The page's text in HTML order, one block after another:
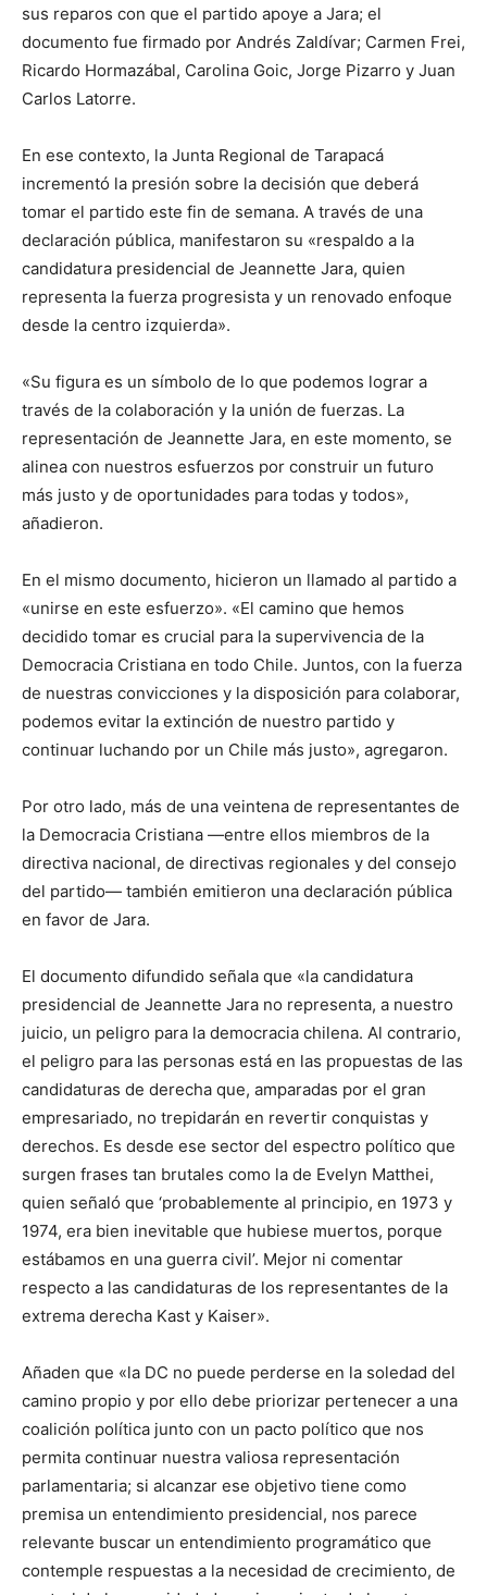
sus reparos con que el partido apoye a Jara; el
documento fue firmado por Andrés Zaldívar; Carmen Frei,
Ricardo Hormazábal, Carolina Goic, Jorge Pizarro y Juan
Carlos Latorre.
En ese contexto, la Junta Regional de Tarapacá
incrementó la presión sobre la decisión que deberá
tomar el partido este fin de semana. A través de una
declaración pública, manifestaron su «respaldo a la
candidatura presidencial de Jeannette Jara, quien
representa la fuerza progresista y un renovado enfoque
desde la centro izquierda».
«Su figura es un símbolo de lo que podemos lograr a
través de la colaboración y la unión de fuerzas. La
representación de Jeannette Jara, en este momento, se
alinea con nuestros esfuerzos por construir un futuro
más justo y de oportunidades para todas y todos»,
añadieron.
En el mismo documento, hicieron un llamado al partido a
«unirse en este esfuerzo». «El camino que hemos
decidido tomar es crucial para la supervivencia de la
Democracia Cristiana en todo Chile. Juntos, con la fuerza
de nuestras convicciones y la disposición para colaborar,
podemos evitar la extinción de nuestro partido y
continuar luchando por un Chile más justo», agregaron.
Por otro lado, más de una veintena de representantes de
la Democracia Cristiana —entre ellos miembros de la
directiva nacional, de directivas regionales y del consejo
del partido— también emitieron una declaración pública
en favor de Jara.
El documento difundido señala que «la candidatura
presidencial de Jeannette Jara no representa, a nuestro
juicio, un peligro para la democracia chilena. Al contrario,
el peligro para las personas está en las propuestas de las
candidaturas de derecha que, amparadas por el gran
empresariado, no trepidarán en revertir conquistas y
derechos. Es desde ese sector del espectro político que
surgen frases tan brutales como la de Evelyn Matthei,
quien señaló que ‘probablemente al principio, en 1973 y
1974, era bien inevitable que hubiese muertos, porque
estábamos en una guerra civil’. Mejor ni comentar
respecto a las candidaturas de los representantes de la
extrema derecha Kast y Kaiser».
Añaden que «la DC no puede perderse en la soledad del
camino propio y por ello debe priorizar pertenecer a una
coalición política junto con un pacto político que nos
permita continuar nuestra valiosa representación
parlamentaria; si alcanzar ese objetivo tiene como
premisa un entendimiento presidencial, nos parece
relevante buscar un entendimiento programático que
contemple respuestas a la necesidad de crecimiento, de